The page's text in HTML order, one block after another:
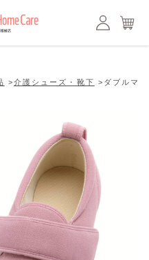
>介護シューズ・靴下 > ダブルマ